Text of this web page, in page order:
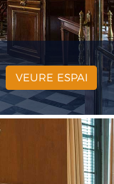
VEURE ESPAI